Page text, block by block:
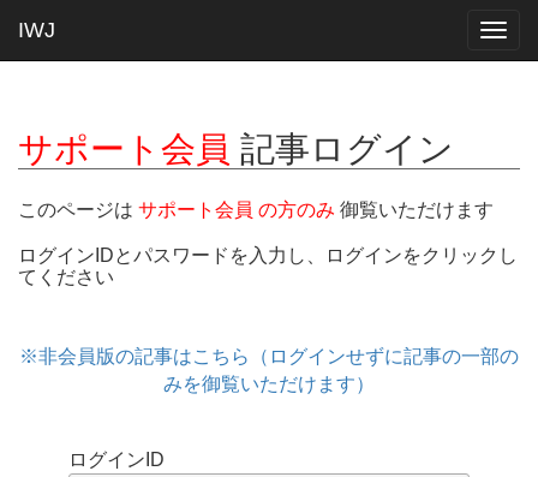
IWJ
サポート会員 記事ログイン
このページは サポート会員 の方のみ 御覧いただけます
ログインIDとパスワードを入力し、ログインをクリックし
てください
※非会員版の記事はこちら（ログインせずに記事の一部の
みを御覧いただけます）
ログインID